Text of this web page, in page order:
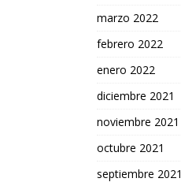
marzo 2022
febrero 2022
enero 2022
diciembre 2021
noviembre 2021
octubre 2021
septiembre 2021